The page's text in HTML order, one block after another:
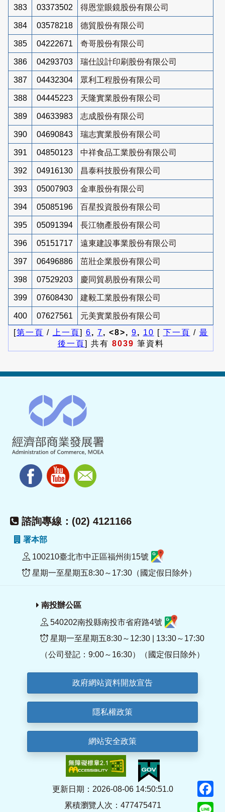
383 03373502 得恩堂眼鏡股份有限公司
384 03578218 德貿股份有限公司
385 04222671 奇哥股份有限公司
386 04293703 瑞仕設計印刷股份有限公司
387 04432304 眾利工程股份有限公司
388 04445223 天隆實業股份有限公司
389 04633983 志成股份有限公司
390 04690843 瑞志實業股份有限公司
391 04850123 中祥食品工業股份有限公司
392 04916130 昌泰科技股份有限公司
393 05007903 金車股份有限公司
394 05085196 百星投資股份有限公司
395 05091394 長江物產股份有限公司
396 05151717 遠東建設事業股份有限公司
397 06496886 茁壯企業股份有限公司
398 07529203 慶同貿易股份有限公司
399 07608430 建毅工業股份有限公司
400 07627561
元美實業股份有限公司
[第一頁 / 上一頁] 6, 7, <8>, 9, 10 [ 下一頁 / 最
後一頁] 共有 8039 筆資料
諮詢專線：(02) 4121166
署本部
100210臺北市中正區福州街15號
星期一至星期五8:30～17:30（國定假日除外）
南投辦公區
540202南投縣南投市省府路4號
星期一至星期五8:30～12:30 | 13:30～17:30
（公司登記：9:00～16:30）（國定假日除外）
政府網站資料開放宣告
隱私權政策
網站安全政策
更新日期：2026-08-06 14:50:51.0
累積瀏覽人次：477475471